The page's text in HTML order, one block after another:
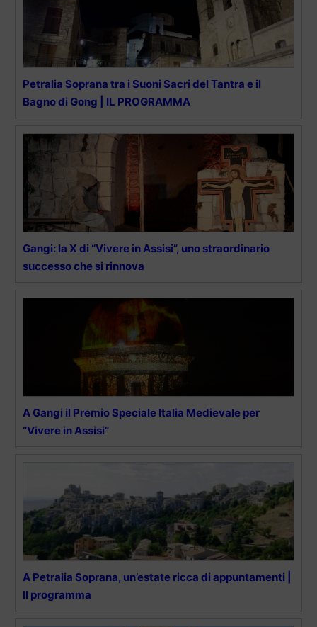
Petralia Soprana tra i Suoni Sacri del Tantra e il
Bagno di Gong | IL PROGRAMMA
Gangi: la X di “Vivere in Assisi”, uno straordinario
successo che si rinnova
A Gangi il Premio Speciale Italia Medievale per
“Vivere in Assisi”
A Petralia Soprana, un’estate ricca di appuntamenti |
Il programma